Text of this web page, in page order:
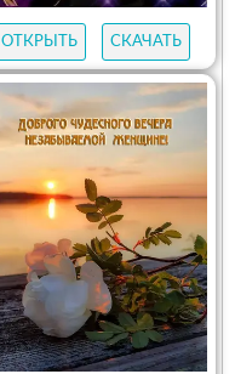
ОТКРЫТЬ СКАЧАТЬ